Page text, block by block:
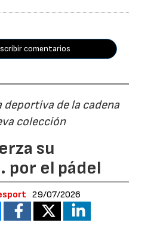
comentarios
de la cadena
colección
su
por el pádel
29/07/2026